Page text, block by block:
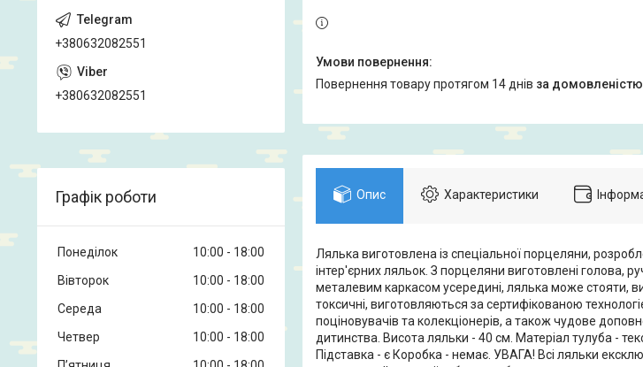
повернення товару протягом 14 днів за домовленістю
Опис Характеристики
Лялька виготовлена із спеціальної порцеляни,
інтер'єрних ляльок. З порцеляни виготовлені голова,
металевим каркасом усередині, лялька може стояти,
токсичні, виготовляються за сертифікованою
поціновувачів та колекціонерів, а також чудове
дитинства. Висота ляльки - 40 см. Матеріал тулуба -
Підставка - є Коробка - немає. УВАГА! Всі ляльки
+380632082551
+380632082551
Графік роботи
Понеділок 10:00
18:00
Вівторок
10:00
18:00
Середа
10:00
18:00
Четвер
10:00
18:00